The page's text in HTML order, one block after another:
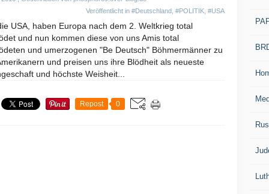
Veröffentlicht in #Deutschland #POLITIK #USA
USA, haben Europa nach dem 2. Weltkrieg total
und nun kommen diese von uns Amis total
und umerzogenen "Be Deutsch" Böhmermänner zu
und preisen uns ihre Blödheit als neueste
und höchste Weisheit...
Repost 0